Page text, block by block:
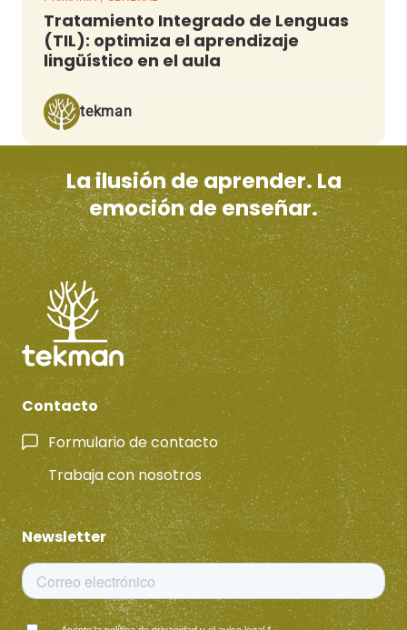
Tratamiento Integrado de Lenguas
(TIL): optimiza el aprendizaje
lingüístico en el aula
tekman
La ilusión de aprender. La
emoción de enseñar.
Contacto
Formulario de contacto
Trabaja con nosotros
Newsletter